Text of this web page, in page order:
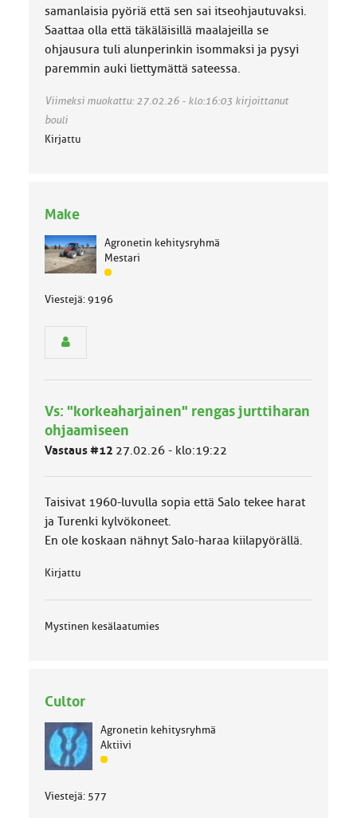
samanlaisia pyöriä että sen sai itseohjautuvaksi.
Saattaa olla että täkäläisillä maalajeilla se
ohjausura tuli alunperinkin isommaksi ja pysyi
paremmin auki liettymättä sateessa.
Viimeksi muokattu: 27.02.26 - klo:16:03 kirjoittanut
bouli
Kirjattu
Make
Agronetin kehitysryhmä
Mestari
J
s
ä
l
o
a
:
Viestejä: 9196
Vs: "korkeaharjainen" rengas jurttiharan
ohjaamiseen
Vastaus #12 27.02.26 - klo:19:22
Taisivat 1960-luvulla sopia että Salo tekee harat
ja Turenki kylvökoneet.
En ole koskaan nähnyt Salo-haraa kiilapyörällä.
Kirjattu
Mystinen kesälaatumies
Cultor
Agronetin kehitysryhmä
Aktiivi
J
s
Viestejä: 577